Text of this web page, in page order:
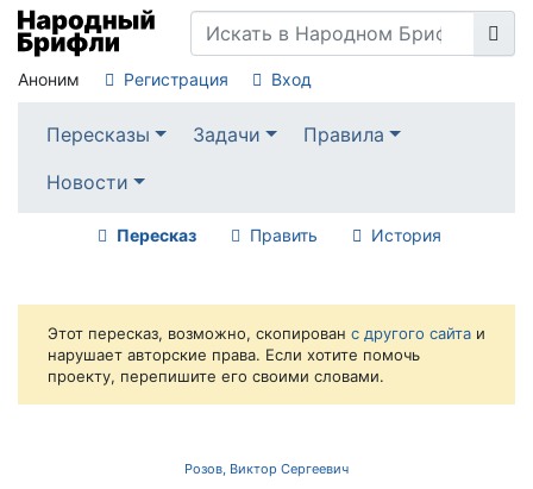
Аноним Регистрация Вход
Пересказы Задачи
Правила
Новости
Пересказ Править История
Этот пересказ, возможно, скопирован с другого сайта и
нарушает авторские права. Если хотите помочь
проекту, перепишите его своими словами.
Розов, Виктор Сергеевич